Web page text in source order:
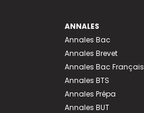
ANNALES
Annales Bac
Annales Brevet
Annales Bac Français
Annales BTS
Annales Prépa
Annales BUT